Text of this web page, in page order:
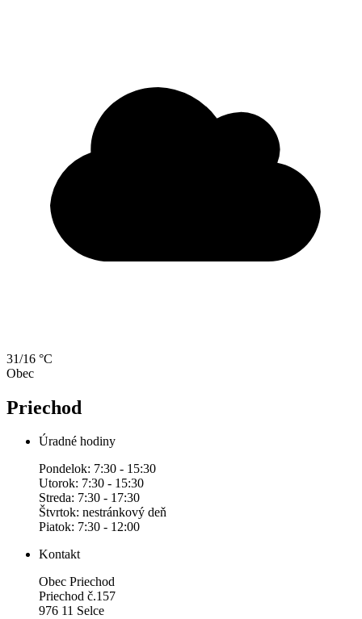
31/16 °C
Obec
Priechod
Úradné hodiny
Pondelok: 7:30 - 15:30
Utorok: 7:30 - 15:30
Streda: 7:30 - 17:30
Štvrtok: nestránkový deň
Piatok: 7:30 - 12:00
Kontakt
Obec Priechod
Priechod č.157
976 11 Selce